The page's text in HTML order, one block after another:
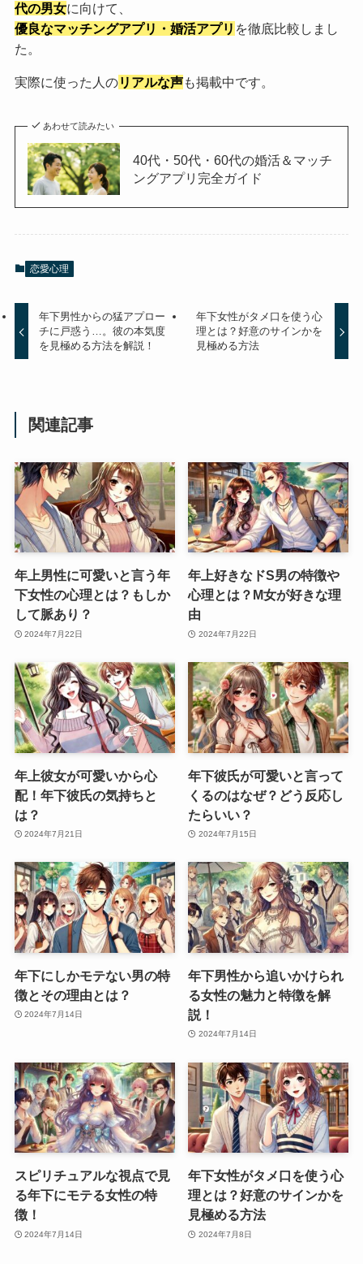
代の男女に向けて、
優良なマッチングアプリ・婚活アプリ を徹底比較しまし
た。
実際に使った人のリアルな声も掲載中です。
あわせて読みたい
40代・50代・60代の婚活＆マッチ
ングアプリ完全ガイド
恋愛心理
年下男性からの猛アプロー
チに戸惑う…。彼の本気度
を見極める方法を解説！
年下女性がタメ口を使う心
理とは？好意のサインかを
見極める方法
関連記事
年上男性に可愛いと言う年
下女性の心理とは？もしか
して脈あり？
2024年7月22日
年上好きなドS男の特徴や
心理とは？M女が好きな理
由
2024年7月22日
年上彼女が可愛いから心
配！年下彼氏の気持ちと
は？
2024年7月21日
年下彼氏が可愛いと言って
くるのはなぜ？どう反応し
たらいい？
2024年7月15日
年下にしかモテない男の特
徴とその理由とは？
2024年7月14日
年下男性から追いかけられ
る女性の魅力と特徴を解
説！
2024年7月14日
スピリチュアルな視点で見
る年下にモテる女性の特
徴！
2024年7月14日
年下女性がタメ口を使う心
理とは？好意のサインかを
見極める方法
2024年7月8日